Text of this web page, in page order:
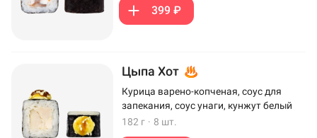
399 ₽
Цыпа Хот
Курица варено-копченая, соус для
запекания, соус унаги, кунжут белый
182 г · 8 шт.